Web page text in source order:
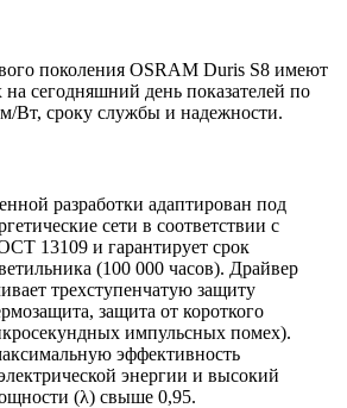
поколения OSRAM Duris S8 имеют
сегодняшний день показателей по
Вт, сроку службы и надежности.
разработки адаптирован под
сети в соответствии с
13109 и гарантирует срок
(100 000 часов). Драйвер
трехступенчатую защиту
защита от короткого
импульсных помех).
эффективность
энергии и высокий
(λ) свыше 0,95.